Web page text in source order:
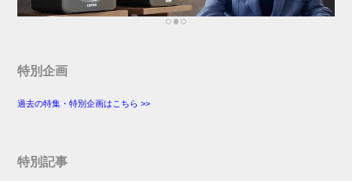
特別企画
過去の特集・特別企画はこちら >>
特別記事